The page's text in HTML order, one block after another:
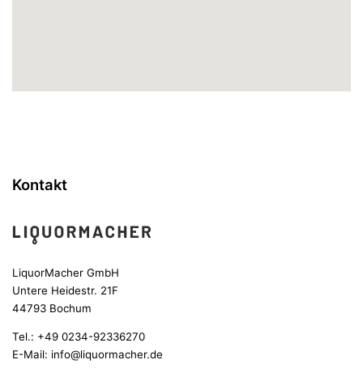
Kontakt
LiquorMacher GmbH
Untere Heidestr. 21F
44793 Bochum
Tel.: +49 0234-92336270
E-Mail: info@liquormacher.de